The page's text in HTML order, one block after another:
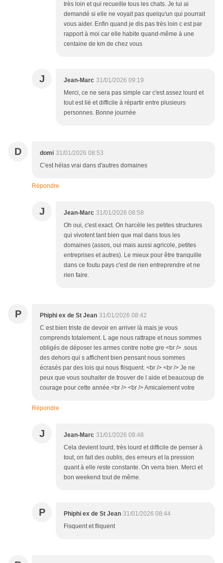
très loin et qui recueille tous les chats. Je lui ai
demandé si elle ne voyait pas quelqu'un qui pourrait
vous aider. Enfin quand je dis pas très loin c est par
rapport à moi car elle habite quand-même à une
centaine de km de chez vous
J Jean-Marc 31/01/2026 09:19
Merci, ce ne sera pas simple car c'est assez lourd et
tout est lié et difficile à répartir entre plusieurs
personnes. Bonne journée
D domi 31/01/2026 08:53
C'est hélas vrai dans d'autres domaines
Répondre
J Jean-Marc 31/01/2026 08:58
Oh oui, c'est exact. On harcèle les petites structures
qui vivotent tant bien que mal dans tous les
domaines (assos, oui mais aussi agricole, petites
entreprises et autres). Le mieux pour être tranquille
dans ce foutu pays c'est de rien entreprendre et ne
rien faire.
P Phiphi ex de St Jean 31/01/2026 08:42
C est bien triste de devoir en arriver là mais je vous
comprends totalement. L age nous rattrape et nous sommes
obligés de déposer les armes contre notre gre <br /> .sous
des dehors qui s affichent bien pensant nous sommes
écrasés par des lois qui nous flisquent. <br /> <br /> Je ne
peux que vous souhaiter de trouver de l aide et beaucoup de
courage pour cette année.<br /> <br /> Amicalement votre
Répondre
J Jean-Marc 31/01/2026 08:48
Cela devient lourd, très lourd et difficile de penser à
tout, on fait des oublis, des erreurs et la pression
quant à elle reste constante. On verra bien. Merci et
bon weekend tout de même.
P Phiphi ex de St Jean 31/01/2026 08:44
Fisquent et fliquent